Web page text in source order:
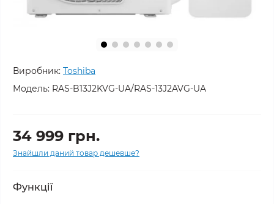
Виробник: Toshiba
Модель: RAS-B13J2KVG-UA/RAS-13J2AVG-UA
34 999 грн.
Знайшли даний товар дешевше?
Функції